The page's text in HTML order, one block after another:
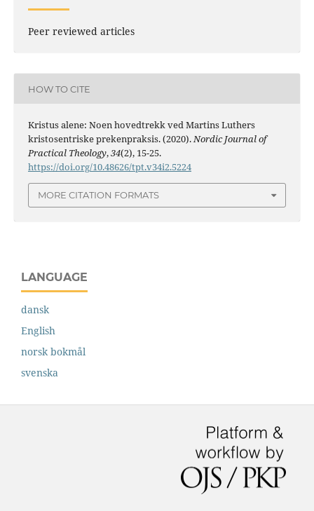
Peer reviewed articles
HOW TO CITE
Kristus alene: Noen hovedtrekk ved Martins Luthers
kristosentriske prekenpraksis. (2020).Nordic Journal of
Practical Theology,34(2), 15-25.
https://doi.org/10.48626/tpt.v34i2.5224
MORE CITATION FORMATS
LANGUAGE
dansk
English
norsk bokmål
svenska